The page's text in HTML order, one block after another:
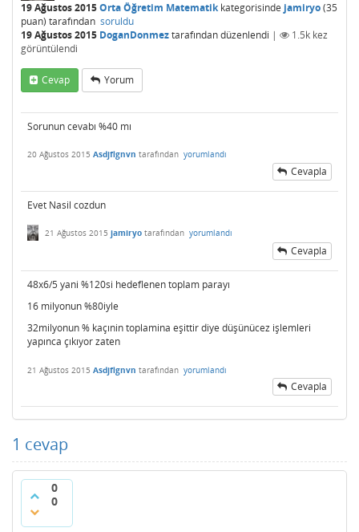
19 Ağustos 2015Orta Öğretim Matematikkategorisinde jamiryo(35
puan) tarafından soruldu
19 Ağustos 2015 DoganDonmeztarafındandüzenlendi | 1.5k kez
görüntülendi
Cevap Yorum
Sorunun cevabı %40 mı
20 Ağustos 2015 Asdjflgnvn tarafından yorumlandı
Cevapla
Evet Nasil cozdun
21 Ağustos 2015 jamiryo tarafından yorumlandı
Cevapla
48x6/5 yani %120si hedeflenen toplam parayı
16 milyonun %80iyle
32milyonun % kaçınin toplamina eşittir diye düşünücez işlemleri
yapınca çıkıyor zaten
21 Ağustos 2015 Asdjflgnvn tarafından yorumlandı
Cevapla
1 cevap
0
0